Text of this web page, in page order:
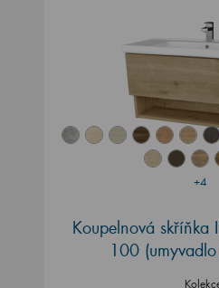
+4
Koupelnová skříňka
100